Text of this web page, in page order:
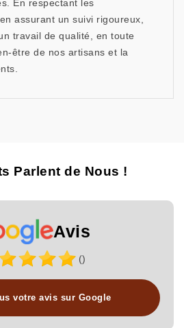
En respectant les
assurant un suivi rigoureux,
travail de qualité, en toute
être de nos artisans et la
Parlent de Nous !
Avis
()
votre avis sur Google